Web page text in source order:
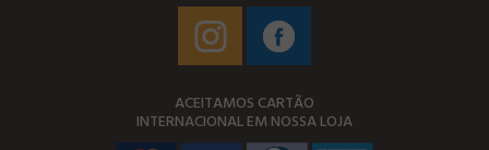
ACEITAMOS CARTÃO
INTERNACIONAL EM NOSSA LOJA